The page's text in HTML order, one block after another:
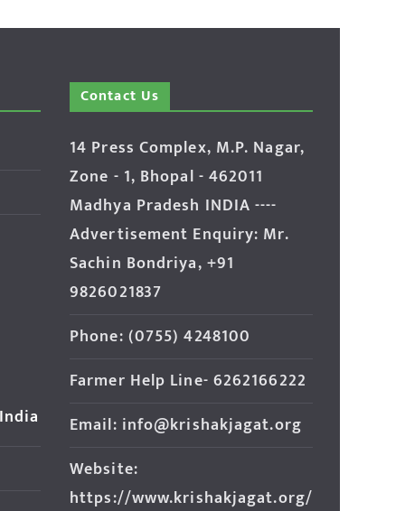
Contact Us
14 Press Complex, M.P. Nagar,
Zone - 1, Bhopal - 462011
Madhya Pradesh INDIA ----
Advertisement Enquiry: Mr.
Sachin Bondriya, +91
9826021837
Phone: (0755) 4248100
Farmer Help Line- 6262166222
Email: info@krishakjagat.org
Website:
https://www.krishakjagat.org/